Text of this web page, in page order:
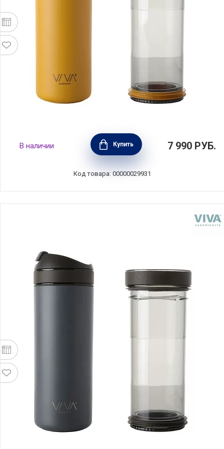
Термокружка Anytime, объем 460 мл, цвет
оранжевый, нержавеющая сталь, Viva
Scandinavia, Дания, V82052
В наличии Купить 7 990 РУБ.
Код товара: 00000029931